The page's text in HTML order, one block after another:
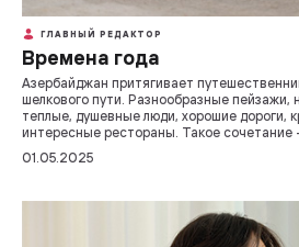
ГЛАВНЫЙ РЕДАКТОР
Времена года
Азербайджан притягивает
шелкового пути. Разнообразные пейзажи,
теплые, душевные люди, хорошие дороги,
интересные рестораны. Такое сочетание
01.05.2025